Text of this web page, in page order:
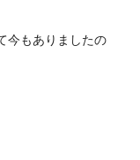
今もありましたの